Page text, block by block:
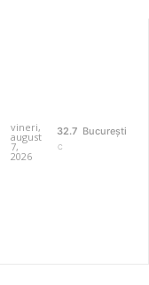
vineri,
august
7,
2026
32.7
C
București